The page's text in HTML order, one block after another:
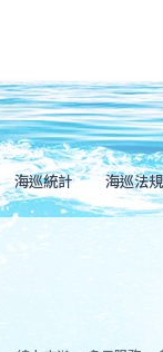
海巡統計 海巡法規